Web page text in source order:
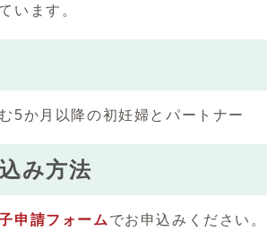
います。
5か月以降の初妊婦とパートナー
み方法
申請フォーム でお申込みください。